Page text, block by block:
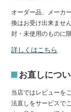
オーダー品、メーカ
換はお受け出来ませ
封・未使用のものに
詳しくはこちら
お直しにつ
当店ではレビューを
法直しをサービスで